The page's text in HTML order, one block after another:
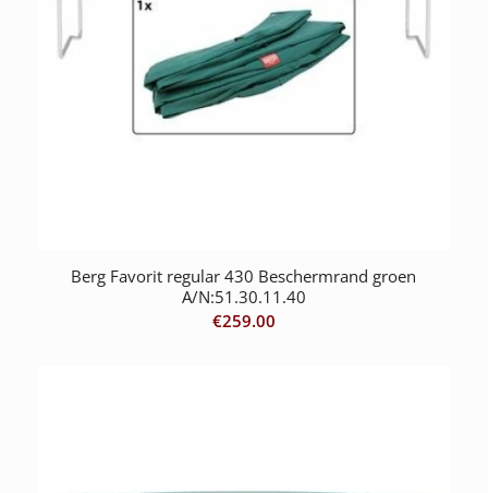
Berg Favorit regular 430 Beschermrand groen
A/N:51.30.11.40
€259.00